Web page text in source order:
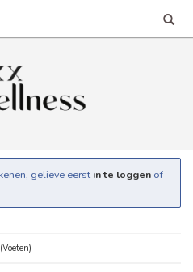
gelieve eerst in te loggen of